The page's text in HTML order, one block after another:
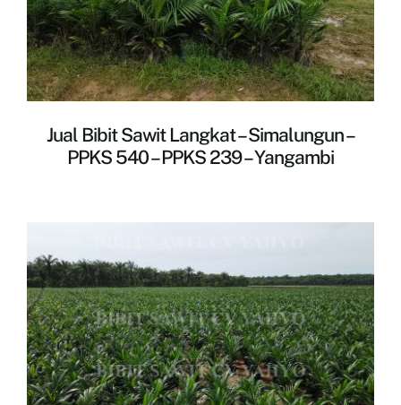
Jual Bibit Sawit Langkat – Simalungun –
PPKS 540 – PPKS 239 – Yangambi